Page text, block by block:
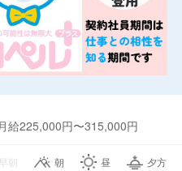
給225,000円〜315,000円
朝 朝 昼 夕方